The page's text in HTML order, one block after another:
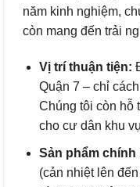
năm kinh nghiệm,
còn mang đến trải
Vị trí thuận tiện:
Quận 7 – chỉ
Chúng tôi còn hỗ
cho cư dân khu
Sản phẩm chính
(cản nhiệt lên